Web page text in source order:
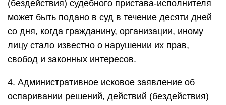
(бездействия) судебного пристава-исполнителя
может быть подано в суд в течение десяти дней
со дня, когда гражданину, организации, иному
лицу стало известно о нарушении их прав,
свобод и законных интересов.
4. Административное исковое заявление об
оспаривании решений, действий (бездействия)